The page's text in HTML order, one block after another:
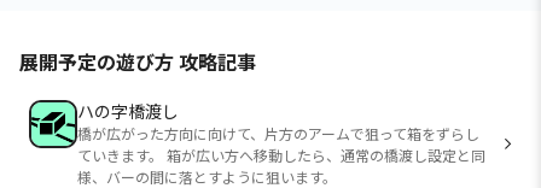
展開予定の遊び方 攻略記事
ハの字橋渡し
橋が広がった方向に向けて、片方のアームで狙って箱をずらし
ていきます。 箱が広い方へ移動したら、通常の橋渡し設定と同
様、バーの間に落とすように狙います。